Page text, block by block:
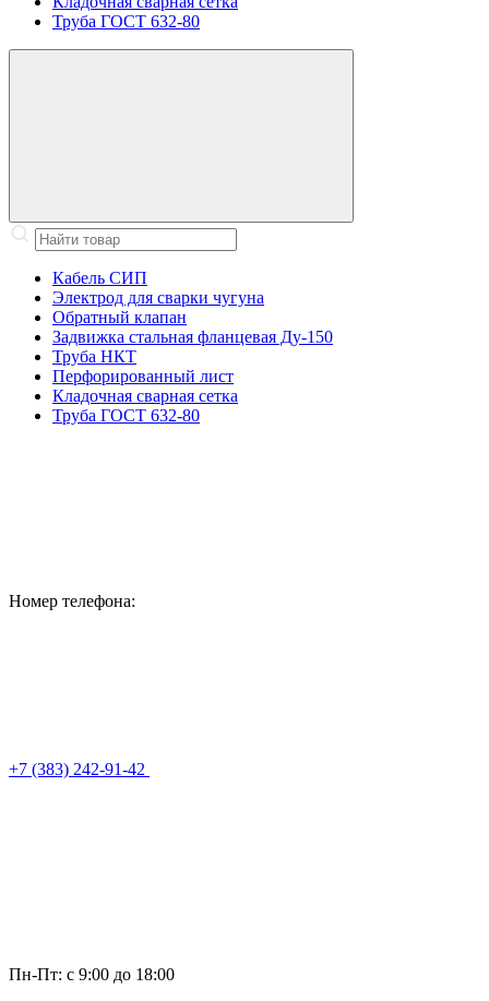
Труба ГОСТ 632-80
Кабель СИП
Электрод для сварки чугуна
Обратный клапан
Задвижка стальная фланцевая Ду-150
Труба НКТ
Перфорированный лист
Кладочная сварная сетка
Труба ГОСТ 632-80
Номер телефона:
+7 (383) 242-91-42
Пн-Пт: с 9:00 до 18:00